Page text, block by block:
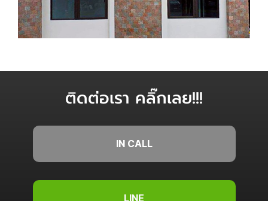
ติดต่อเรา คลิ๊กเลย!!!
IN CALL
LINE